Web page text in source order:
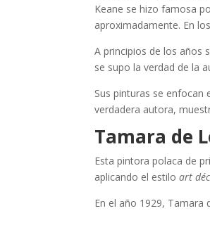
Keane se hizo famosa
aproximadamente. En
A principios de los años
se supo la verdad de la
Sus pinturas se enfocan
verdadera autora,
Tamara de
Esta pintora polaca de
aplicando el estiloart
En el año 1929,